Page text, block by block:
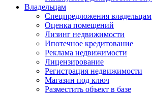
Владельцам
Спецпредложения владельцам
Оценка помещений
Лизинг недвижимости
Ипотечное кредитование
Реклама недвижимости
Лицензирование
Регистрация недвижимости
Магазин под ключ
Разместить объект в базе